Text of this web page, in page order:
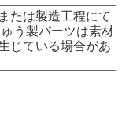
たは製造工程にて
う製パーツは素材
じている場合があ